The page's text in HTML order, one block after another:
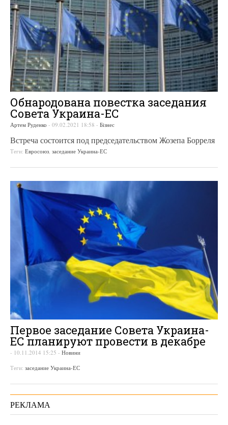
Обнародована повестка заседания
Совета Украина-ЕС
Артем Руденко - 09.02.2021 18:58 - Бізнес
Встреча состоится под председательством Жозепа Борреля
Теги: Евросоюз заседание Украина-ЕС
Первое заседание Совета Украина-
ЕС планируют провести в декабре
- 10.11.2014 15:25 - Новини
Теги: заседание Украина-ЕС
РЕКЛАМА